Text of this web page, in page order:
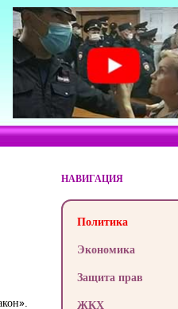
НАВИГАЦИЯ
Политика
Экономика
Защита прав
ЖКХ